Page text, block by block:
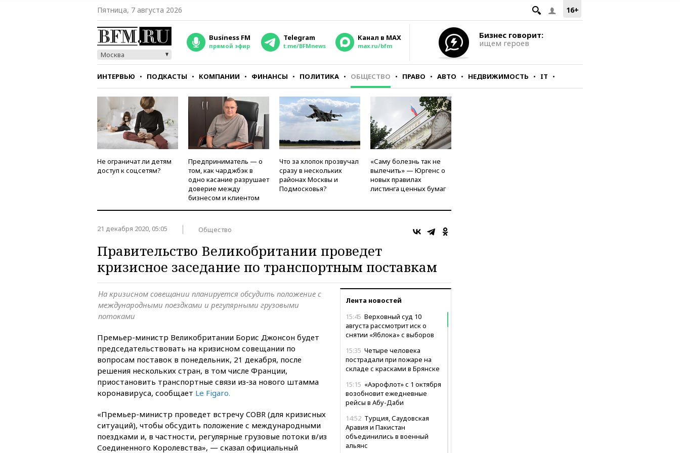
16+
Пятница, 7 августа 2026
Москва
Business FM
прямой эфир
Telegram
t.me/BFMnews
Канал в MAX
max.ru/bfm
Бизнес говорит:
ищем героев
ИНТЕРВЬЮ ПОДКАСТЫ КОМПАНИИ ФИНАНСЫ ПОЛИТИКА ОБЩЕСТВО ПРАВО АВТО НЕДВИЖИМОСТЬ IT
СТИЛЬ ТЕСТЫ
Не ограничат ли детям
доступ к соцсетям?
Предприниматель — о
том, как чарджбэк в
одно касание разрушает
доверие между
бизнесом и клиентом
Что за хлопок прозвучал
сразу в нескольких
районах Москвы и
Подмосковья?
«Саму болезнь так не
вылечить» — Юргенс о
новых правилах
листинга ценных бумаг
21 декабря 2020, 05:05 Общество
Правительство Великобритании проведет
кризисное заседание по транспортным поставкам
Лента новостей
15:45 Верховный суд 10
августа рассмотрит иск о
снятии «Яблока» с выборов
15:35 Четыре человека
пострадали при пожаре на
складе с красками в Брянске
15:15 «Аэрофлот» с 1 октября
возобновит ежедневные
рейсы в Абу-Даби
14:52 Турция, Саудовская
Аравия и Пакистан
объединились в военный
альянс
На кризисном совещании планируется обсудить положение с
международными поездками и регулярными грузовыми
потоками
Премьер-министр Великобритании Борис Джонсон будет
председательствовать на кризисном совещании по
вопросам поставок в понедельник, 21 декабря, после
решения нескольких стран, в том числе Франции,
приостановить транспортные связи из-за нового штамма
коронавируса, сообщает Le Figaro.
«Премьер-министр проведет встречу COBR (для кризисных
ситуаций), чтобы обсудить положение с международными
поездками и, в частности, регулярные грузовые потоки в/из
Соединенного Королевства», — сказал официальный